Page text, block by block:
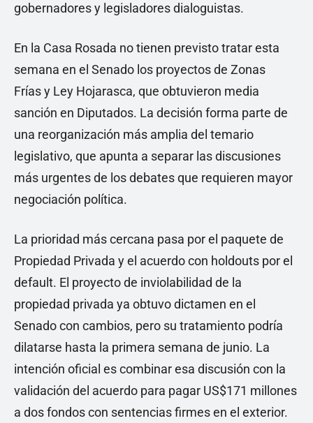
gobernadores y legisladores dialoguistas.
En la Casa Rosada no tienen previsto tratar esta
semana en el Senado los proyectos de Zonas
Frías y Ley Hojarasca, que obtuvieron media
sanción en Diputados. La decisión forma parte de
una reorganización más amplia del temario
legislativo, que apunta a separar las discusiones
más urgentes de los debates que requieren mayor
negociación política.
La prioridad más cercana pasa por el paquete de
Propiedad Privada y el acuerdo con holdouts por el
default. El proyecto de inviolabilidad de la
propiedad privada ya obtuvo dictamen en el
Senado con cambios, pero su tratamiento podría
dilatarse hasta la primera semana de junio. La
intención oficial es combinar esa discusión con la
validación del acuerdo para pagar US$171 millones
a dos fondos con sentencias firmes en el exterior.